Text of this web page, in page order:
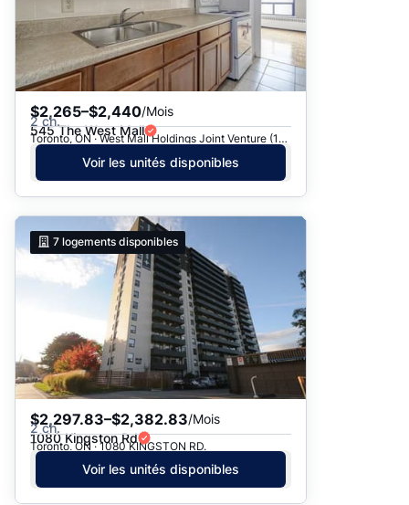
$2,265–$2,440/Mois
2 ch.
545 The West Mall
Toronto, ON · West Mall Holdings Joint Venture (1969) - 545 The West Mall
Voir les unités disponibles
7 logements disponibles
$2,297.83–$2,382.83/Mois
2 ch.
1080 Kingston Rd
Toronto, ON · 1080 KINGSTON RD.
Voir les unités disponibles